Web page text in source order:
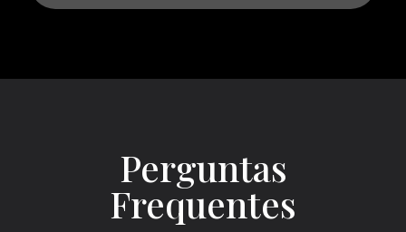
Perguntas
Frequentes